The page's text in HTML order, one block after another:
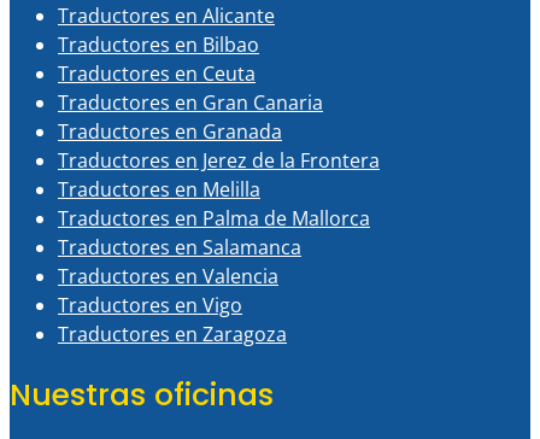
Traductores en Alicante
Traductores en Bilbao
Traductores en Ceuta
Traductores en Gran Canaria
Traductores en Granada
Traductores en Jerez de la Frontera
Traductores en Melilla
Traductores en Palma de Mallorca
Traductores en Salamanca
Traductores en Valencia
Traductores en Vigo
Traductores en Zaragoza
Nuestras oficinas